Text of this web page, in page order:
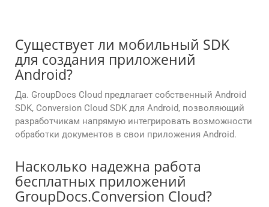
Существует ли мобильный SDK
для создания приложений
Android?
Да. GroupDocs Cloud предлагает собственный Android
SDK, Conversion Cloud SDK для Android, позволяющий
разработчикам напрямую интегрировать возможности
обработки документов в свои приложения Android.
Насколько надежна работа
бесплатных приложений
GroupDocs.Conversion Cloud?